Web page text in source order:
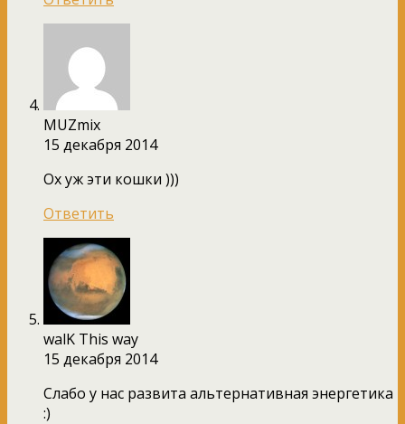
MUZmix
15 декабря 2014
Ох уж эти кошки )))
Ответить
walK This way
15 декабря 2014
Слабо у нас развита альтернативная энергетика
:)